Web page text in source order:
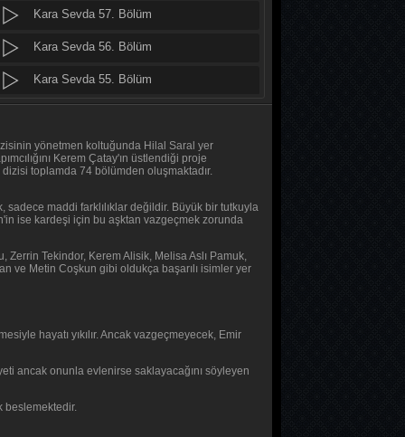
46. Bölüm
Daha 17
Her Şey Mümkün
2. Bölüm
MasterChef Türkiye 2026
Kara Sevda 57. Bölüm
Kara Sevda 56. Bölüm
Kara Sevda 55. Bölüm
Kara Sevda 53. Bölüm
Kara Sevda 52. Bölüm
Kara Sevda 51. Bölüm
Kara Sevda 49. Bölüm
Kara Sevda 47. Bölüm
Kara Sevda 46. Bölüm
Kara Sevda 45. Bölüm
yönetmen koltuğunda Hilal Saral yer
Kerem Çatay'ın üstlendiği proje
toplamda 74 bölümden oluşmaktadır.
sadece maddi farklılıklar değildir. Büyük bir tutkuyla
ise kardeşi için bu aşktan vazgeçmek zorunda
Zerrin Tekindor, Kerem Alisik, Melisa Aslı Pamuk,
ve Metin Coşkun gibi oldukça başarılı isimler yer
hayatı yıkılır. Ancak vazgeçmeyecek, Emir
ancak onunla evlenirse saklayacağını söyleyen
beslemektedir.